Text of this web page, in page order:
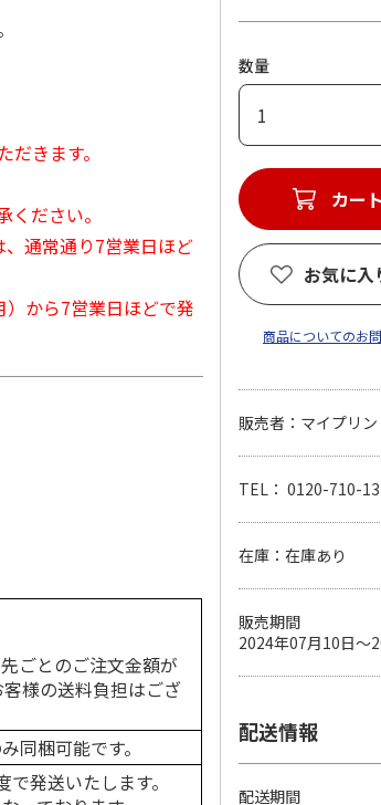
良品 カムカ
ンタルコーン
るボーン型 S
銀のスプーン パウ
チ 健康に育つ子ね
こ用 まぐろ・かつ
おに…
ペット線香 虹のか
なた フルーティフ
ローラルの香り
きます。
ださい。
通常通り7営業日ほど
から7営業日ほどで発
ごとのご注文金額が
様の送料負担はござ
同梱可能です。
発送いたします。
数量
カー
お気に入
商品についてのお
販売者：マイプリ
TEL： 0120-710-
在庫：在庫あり
販売期間
2024年07月10日～
配送情報
配送期間